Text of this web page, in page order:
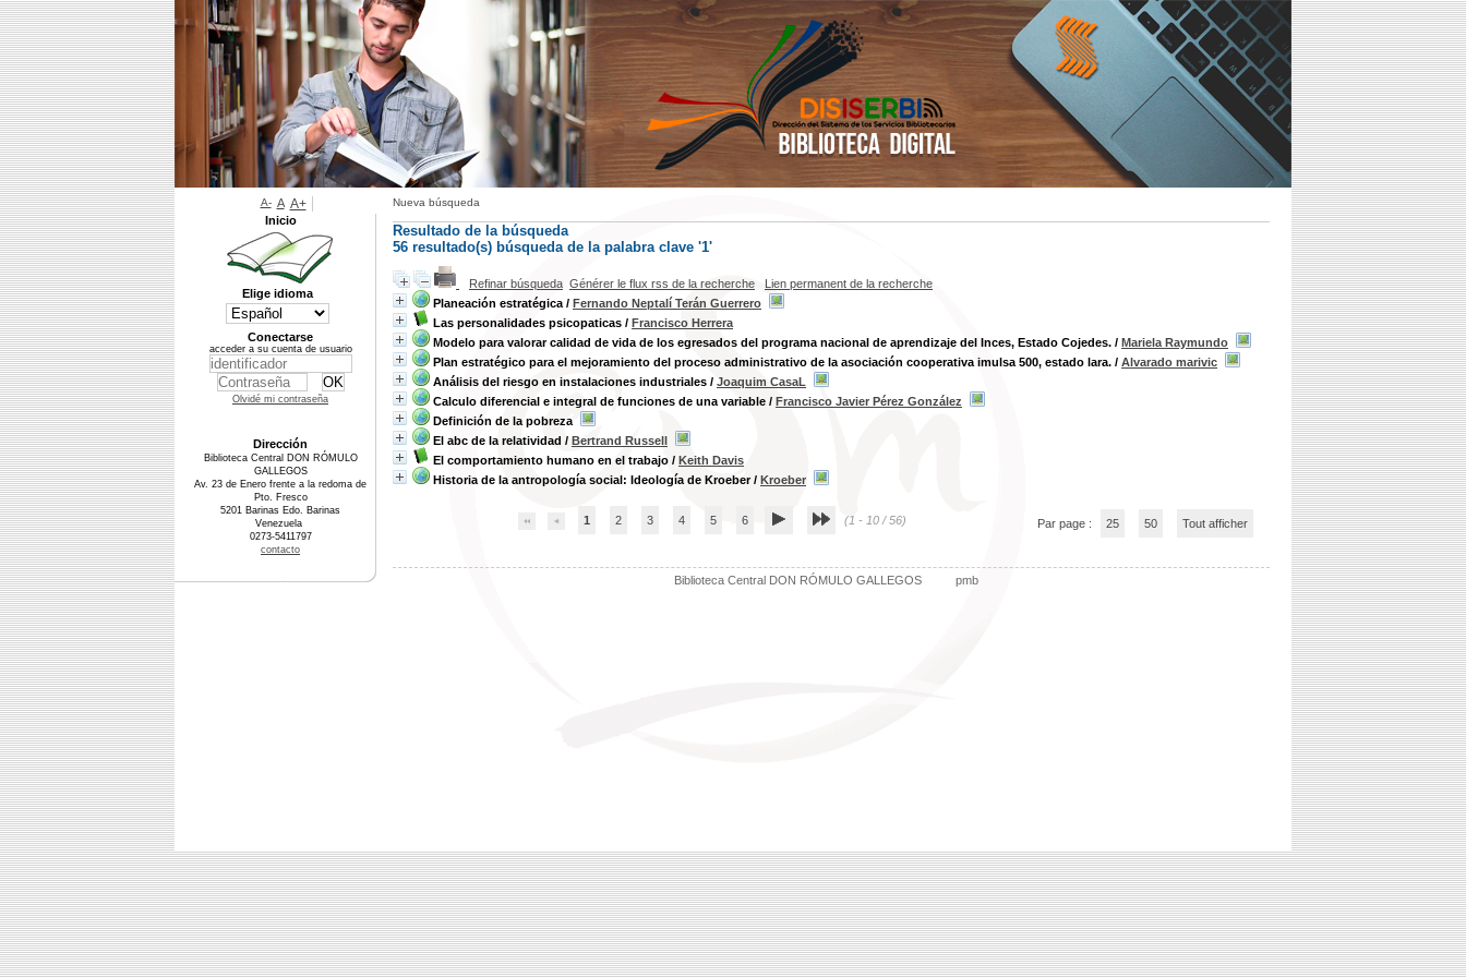
Nueva búsqueda
Resultado de la búsqueda
56 resultado(s) búsqueda de la palabra clave '1'
Refinar búsqueda Générer le flux rss de la recherche
Lien permanent de la recherche
Planeación estratégica / Fernando Neptalí Terán Guerrero
Las personalidades psicopaticas / Francisco Herrera
Modelo para valorar calidad de vida de los egresados del programa nacional de aprendizaje del Inces, Estado Cojedes. / Mariela Raymundo
Plan estratégico para el mejoramiento del proceso administrativo de la asociación cooperativa imulsa 500, estado lara. / Alvarado marivic
Análisis del riesgo en instalaciones industriales / Joaquim CasaL
Calculo diferencial e integral de funciones de una variable / Francisco Javier Pérez González
Definición de la pobreza
El abc de la relatividad / Bertrand Russell
El comportamiento humano en el trabajo / Keith Davis
Historia de la antropología social: Ideología de Kroeber/ Kroeber
1 2 3 4 5 6 (1 - 10 / 56) Par page : 25 50 Tout afficher
Biblioteca Central DON RÓMULO GALLEGOS pmb
A- A A+
Inicio
Elige idioma
Conectarse
acceder a su cuenta de usuario
Olvidé mi contraseña
Dirección
Biblioteca Central DON RÓMULO
GALLEGOS
Av. 23 de Enero frente a la redoma de
Pto. Fresco
5201 Barinas Edo. Barinas
Venezuela
0273-5411797
contacto